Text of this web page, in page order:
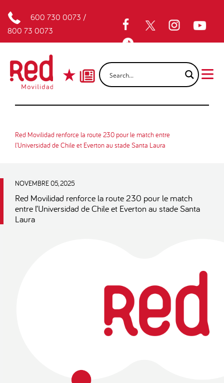
600 730 0073 /
800 73 0073
Red Movilidad renforce la route 230 pour le match entre
l’Universidad de Chile et Everton au stade Santa Laura
NOVEMBRE 05, 2025
Red Movilidad renforce la route 230 pour le match
entre l’Universidad de Chile et Everton au stade Santa
Laura